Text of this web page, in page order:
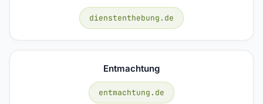
dienstenthebung.de
Entmachtung
entmachtung.de